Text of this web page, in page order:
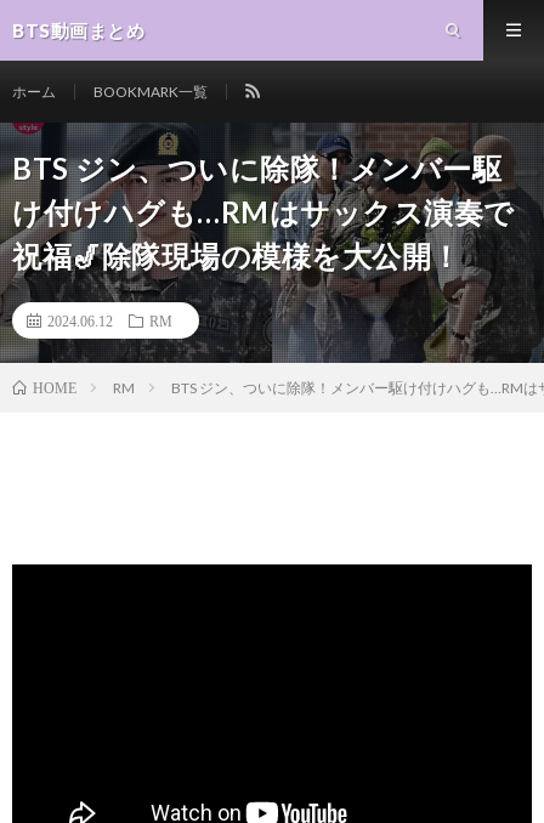
BTS動画まとめ
ホーム BOOKMARK一覧
BTS ジン、ついに除隊！メンバー駆
け付けハグも…RMはサックス演奏で
祝福🎷除隊現場の模様を大公開！
2024.06.12 RM
HOME RM BTS ジン、ついに除隊！メンバー駆け付けハグも…RM